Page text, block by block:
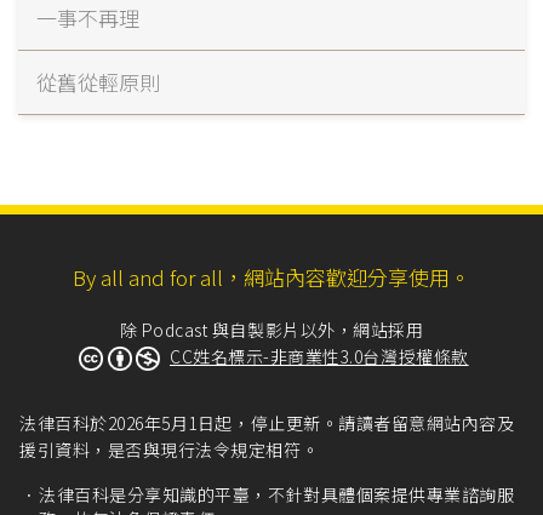
一事不再理
從舊從輕原則
By all and for all，網站內容歡迎分享使用。
除 Podcast 與自製影片以外，網站採用
CC姓名標示-非商業性3.0台灣授權條款
法律百科於2026年5月1日起，停止更新。請讀者留意網站內容及
援引資料，是否與現行法令規定相符。
法律百科是分享知識的平臺，不針對具體個案提供專業諮詢服